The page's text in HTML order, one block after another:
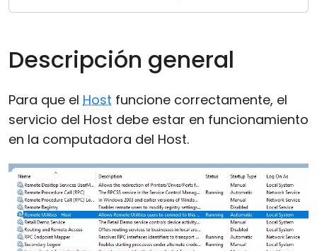
Descripción general
Para que el Host funcione correctamente, el
servicio del Host debe estar en funcionamiento
en la computadora del Host.